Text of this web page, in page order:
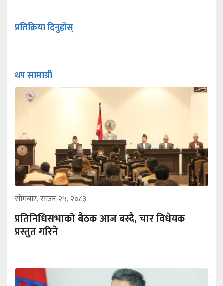
प्रतिक्रिया दिनुहोस्
थप सामाग्री
सोमबार, साउन २५, २०८३
प्रतिनिधिसभाको बैठक आज बस्दै, चार विधेयक
प्रस्तुत गरिने